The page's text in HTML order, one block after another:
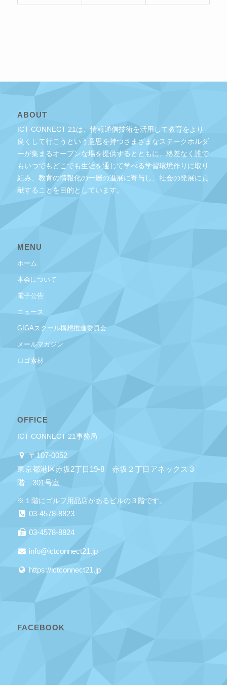
ABOUT
ICT CONNECT 21は、情報通信技術を活用して教育をより
良くして行こうという意思を持つさまざまなステークホルダ
ーが集まるオープンな場を提供するとともに、格差なく誰で
もいつでもどこでも生涯を通じて学べる学習環境作りに取り
組み、教育の情報化の一層の進展に寄与し、社会の発展に貢
献することを目的としています。
MENU
ホーム
本会について
電子公告
ニュース
GIGAスクール構想推進委員会
メールマガジン
ロゴ素材
OFFICE
ICT CONNECT 21事務局
〒107-0052
東京都港区赤坂2丁目19-8 赤坂２丁目アネックス３
階 301号室
※１階にゴルフ用品店があるビルの３階です。
03-4578-8823
03-4578-8824
info@ictconnect21.jp
https://ictconnect21.jp
FACEBOOK